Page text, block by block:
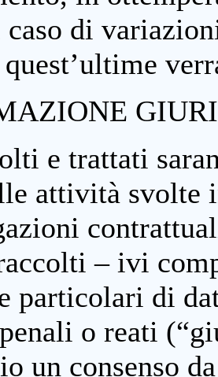
caso di
e trattati
attività svolte
– ivi
particolari di
o reati
un consenso